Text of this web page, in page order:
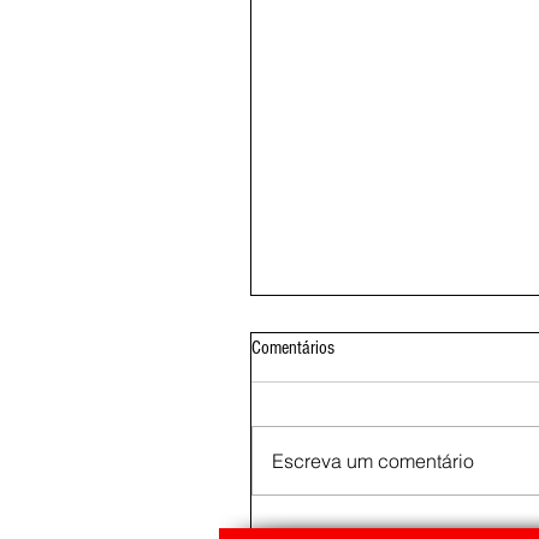
Obras de galerias pluviais
Comentários
Escreva um comentário